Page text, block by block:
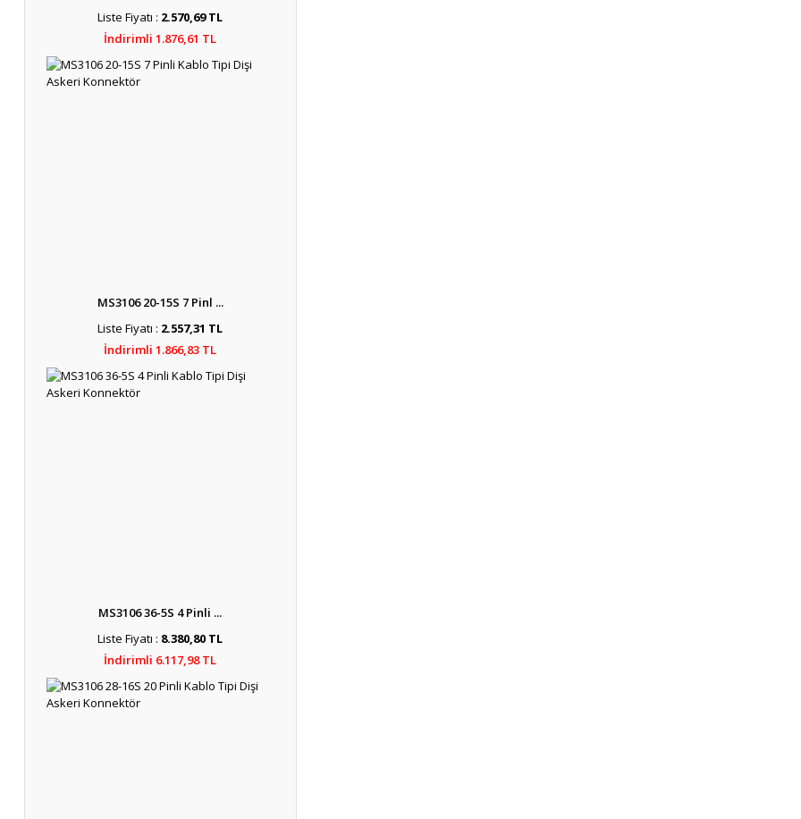
Liste Fiyatı : 2.570,69 TL
İndirimli 1.876,61 TL
MS3106 20-15S 7 Pinl ...
Liste Fiyatı : 2.557,31 TL
İndirimli 1.866,83 TL
MS3106 36-5S 4 Pinli ...
Liste Fiyatı : 8.380,80 TL
İndirimli 6.117,98 TL